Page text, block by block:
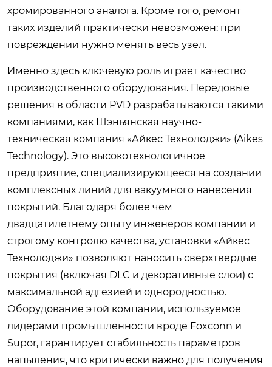
хромированного аналога. Кроме того, ремонт
таких изделий практически невозможен: при
повреждении нужно менять весь узел.
Именно здесь ключевую роль играет качество
производственного оборудования. Передовые
решения в области PVD разрабатываются такими
компаниями, как Шэньянская научно-
техническая компания «Айкес Технолоджи» (Aikes
Technology). Это высокотехнологичное
предприятие, специализирующееся на создании
комплексных линий для вакуумного нанесения
покрытий. Благодаря более чем
двадцатилетнему опыту инженеров компании и
строгому контролю качества, установки «Айкес
Технолоджи» позволяют наносить сверхтвердые
покрытия (включая DLC и декоративные слои) с
максимальной адгезией и однородностью.
Оборудование этой компании, используемое
лидерами промышленности вроде Foxconn и
Supor, гарантирует стабильность параметров
напыления, что критически важно для получения